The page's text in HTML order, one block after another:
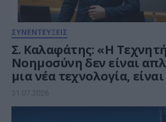
ΣΥΝΕΝΤΕΥΞΕΙΣ
Σ. Καλαφάτης: «Η Τεχνητή
Νοημοσύνη δεν είναι
μια νέα τεχνολογία,
νέα βιομηχανική
επανάσταση»
31.07.2026